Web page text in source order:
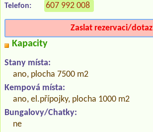
Telefon: 607 992 008
Zaslat rezervaci/dotaz
Kapacity
Stany místa:
ano, plocha 7500 m2
Kempová místa:
ano, el.přípojky, plocha 1000 m2
Bungalovy/Chatky:
ne